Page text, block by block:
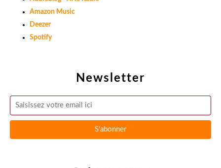
Newsletter
Amazon Music
Deezer
Spotify